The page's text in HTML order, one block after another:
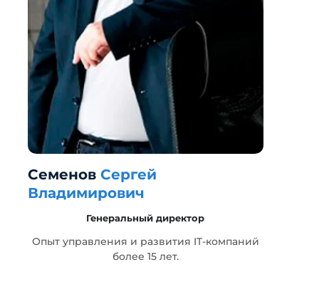
Семенов Сергей
Владимирович
Генеральный директор
Опыт управления и развития IT-компаний
более 15 лет.